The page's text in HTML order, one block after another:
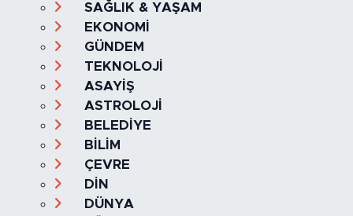
SAĞLIK & YAŞAM
EKONOMİ
GÜNDEM
TEKNOLOJİ
ASAYİŞ
ASTROLOJİ
BELEDİYE
BİLİM
ÇEVRE
DİN
DÜNYA